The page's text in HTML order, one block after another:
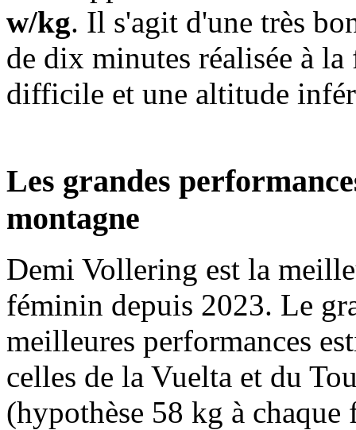
w/kg. Il s'agit d'une très
de dix minutes réalisée à
difficile et une altitude
Les grandes
montagne
Demi Vollering est la
féminin depuis 2023. Le
meilleures performances
celles de la Vuelta et du
(hypothèse 58 kg à